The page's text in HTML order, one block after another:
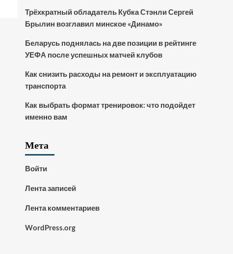
Трёхкратный обладатель Кубка Стэнли Сергей
Брылин возглавил минское «Динамо»
Беларусь поднялась на две позиции в рейтинге
УЕФА после успешных матчей клубов
Как снизить расходы на ремонт и эксплуатацию
транспорта
Как выбрать формат тренировок: что подойдет
именно вам
Мета
Войти
Лента записей
Лента комментариев
WordPress.org